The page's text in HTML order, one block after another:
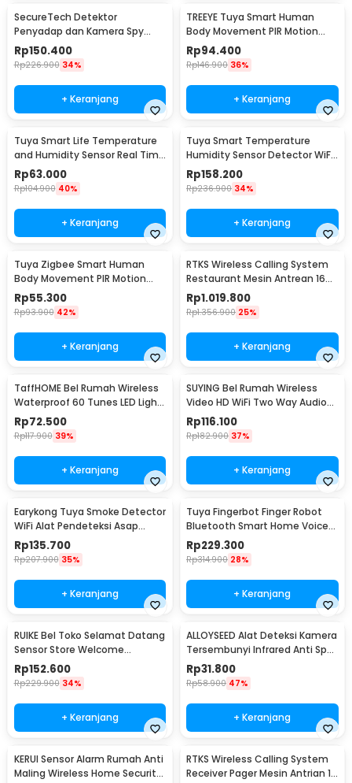
SecureTech Detektor
Penyadap dan Kamera Spy
Hidden Camera Bug Detector -
X13
Rp150.400
Rp226.900 34%
+ Keranjang
TREEYE Tuya Smart Human
Body Movement PIR Motion
Sensor WiFi - TY10
Rp94.400
Rp146.900 36%
+ Keranjang
Tuya Smart Life Temperature
and Humidity Sensor Real Time
WiFi - TY-03
Rp63.000
Rp104.900 40%
+ Keranjang
Tuya Smart Temperature
Humidity Sensor Detector WiFi
- LTH01-W
Rp158.200
Rp236.900 34%
+ Keranjang
Tuya Zigbee Smart Human
Body Movement PIR Motion
Sensor Detector - ZB-PL/ZB-P
Rp55.300
Rp93.900 42%
+ Keranjang
RTKS Wireless Calling System
Restaurant Mesin Antrean 16
Pager - CTP302
Rp1.019.800
Rp1.356.900 25%
+ Keranjang
TaffHOME Bel Rumah Wireless
Waterproof 60 Tunes LED Light
Doorbell - A50
Rp72.500
Rp117.900 39%
+ Keranjang
SUYING Bel Rumah Wireless
Video HD WiFi Two Way Audio
Doorbell - Z20
Rp116.100
Rp182.900 37%
+ Keranjang
Earykong Tuya Smoke Detector
WiFi Alat Pendeteksi Asap
Kebakaran 85dB - TYSM-01
Rp135.700
Rp207.900 35%
+ Keranjang
Tuya Fingerbot Finger Robot
Bluetooth Smart Home Voice
Control - N-1
Rp229.300
Rp314.900 28%
+ Keranjang
RUIKE Bel Toko Selamat Datang
Sensor Store Welcome
Wireless Infrared - M7-P827
Rp152.600
Rp229.900 34%
+ Keranjang
ALLOYSEED Alat Deteksi Kamera
Tersembunyi Infrared Anti Spy
Type C - S300
Rp31.800
Rp58.900 47%
+ Keranjang
KERUI Sensor Alarm Rumah Anti
Maling Wireless Home Security
RTKS Wireless Calling System
Receiver Pager Mesin Antrian 1